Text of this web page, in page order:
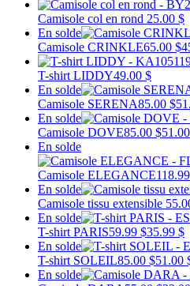
Camisole col en rond 25.00 $
En solde
Camisole CRINKLE65.00 $
T-shirt LIDDY49.00 $
En solde
Camisole SERENA85.00 $
En solde
Camisole DOVE85.00 $
En solde
Camisole ELEGANCE
En solde
Camisole tissu extensible
En solde
T-shirt PARIS59.99 $35.99 $
En solde
T-shirt SOLEIL85.00 $51.00
En solde